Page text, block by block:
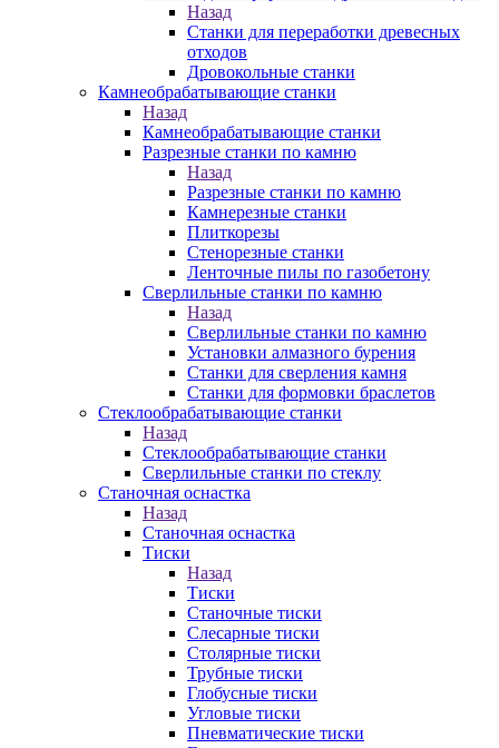
Назад
Станки для переработки древесных
отходов
Дровокольные станки
Камнеобрабатывающие станки
Назад
Камнеобрабатывающие станки
Разрезные станки по камню
Назад
Разрезные станки по камню
Камнерезные станки
Плиткорезы
Стенорезные станки
Ленточные пилы по газобетону
Сверлильные станки по камню
Назад
Сверлильные станки по камню
Установки алмазного бурения
Станки для сверления камня
Станки для формовки браслетов
Стеклообрабатывающие станки
Назад
Стеклообрабатывающие станки
Сверлильные станки по стеклу
Станочная оснастка
Назад
Станочная оснастка
Тиски
Назад
Тиски
Станочные тиски
Слесарные тиски
Столярные тиски
Трубные тиски
Глобусные тиски
Угловые тиски
Пневматические тиски